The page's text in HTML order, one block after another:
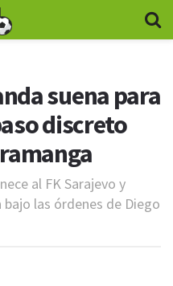
suena para
discreto
al FK Sarajevo y
las órdenes de Diego